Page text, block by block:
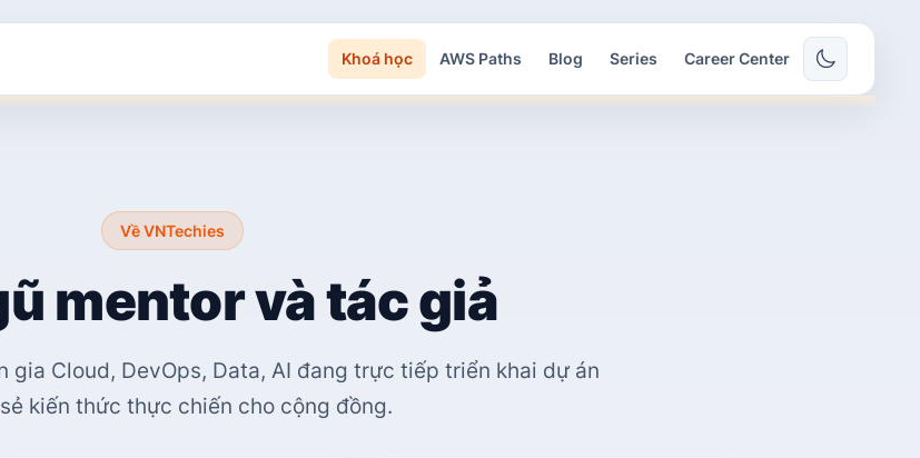
Khoá học AWS Paths Blog Series Career Center
Về VNTechies
mentor và tác giả
gia Cloud, DevOps, Data, AI đang trực tiếp triển khai dự án
kiến thức thực chiến cho cộng đồng.